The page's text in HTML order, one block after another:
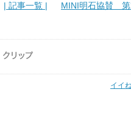
| 記事一覧 | MINI明石協賛
イイ